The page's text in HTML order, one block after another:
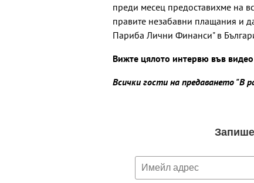
преди месец предоставихме на
правите незабавни плащания и
Париба Лични Финанси" в
Вижте цялото интервю във
Всички гости на предаването "В